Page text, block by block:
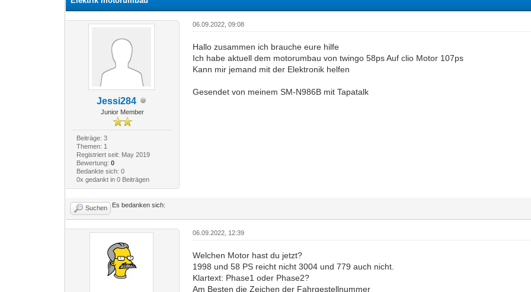
Jessi284
Junior Member
Beiträge: 3
Themen: 1
Registriert seit: May 2019
Bewertung: 0
Bedankte sich: 0
0x gedankt in 0 Beiträgen
06.09.2022, 09:08
Hallo zusammen ich brauche eure hilfe
Ich habe aktuell dem motorumbau von twingo 58ps Auf clio Motor 107ps
Kann mir jemand mit der Elektronik helfen
Gesendet von meinem SM-N986B mit Tapatalk
Suchen Es bedanken sich:
06.09.2022, 12:39
Welchen Motor hast du jetzt?
1998 und 58 PS reicht nicht 3004 und 779 auch nicht.
Klartext: Phase1 oder Phase2?
Am Besten die Zeichen der Fahrgestellnummer